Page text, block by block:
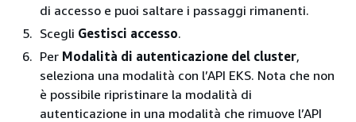
di accesso e puoi saltare i passaggi rimanenti.
Scegli Gestisci accesso.
Per Modalità di autenticazione del cluster,
seleziona una modalità con l’API EKS. Nota che non
è possibile ripristinare la modalità di
autenticazione in una modalità che rimuove l’API